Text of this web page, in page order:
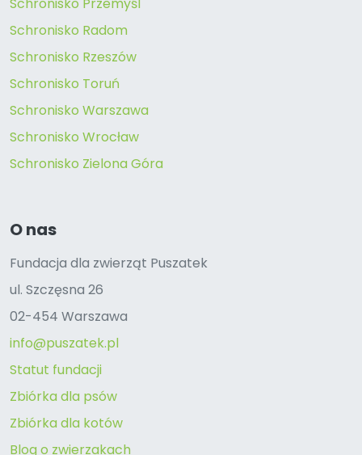
Schronisko Radom
Schronisko Rzeszów
Schronisko Toruń
Schronisko Warszawa
Schronisko Wrocław
Schronisko Zielona Góra
O nas
Fundacja dla zwierząt Puszatek
ul. Szczęsna 26
02-454 Warszawa
info@puszatek.pl
Statut fundacji
Zbiórka dla psów
Zbiórka dla kotów
Blog o zwierzakach